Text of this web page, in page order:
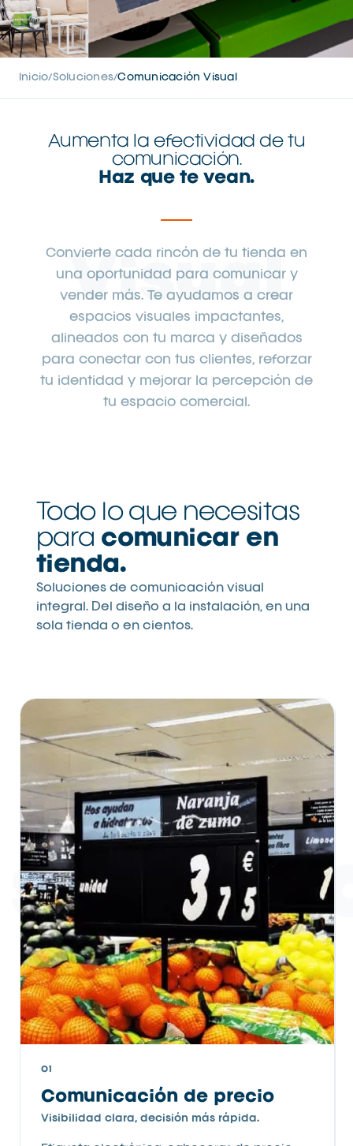
Inicio/Soluciones/Comunicación Visual
Visual
Aumenta la efectividad de tu
comunicación.
Haz que te vean.
Convierte cada rincón de tu tienda en
una oportunidad para comunicar y
vender más. Te ayudamos a crear
espacios visuales impactantes,
alineados con tu marca y diseñados
para conectar con tus clientes, reforzar
tu identidad y mejorar la percepción de
tu espacio comercial.
Todo lo que necesitas
para comunicar en
tienda.
Soluciones de comunicación visual
integral. Del diseño a la instalación, en una
sola tienda o en cientos.
01
Comunicación de precio
Visibilidad clara, decisión más rápida.